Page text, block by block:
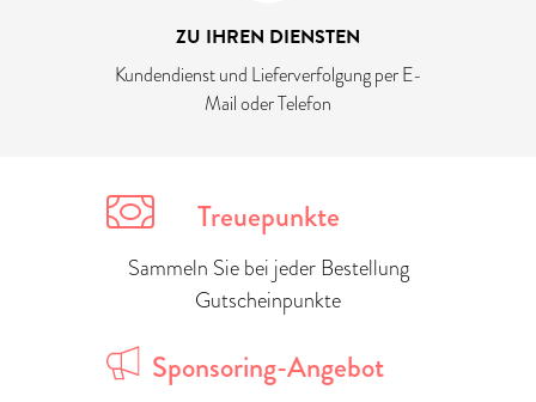
ZU IHREN DIENSTEN
Kundendienst und Lieferverfolgung per E-
Mail oder Telefon
Treuepunkte
Sammeln Sie bei jeder Bestellung
Gutscheinpunkte
Sponsoring-Angebot